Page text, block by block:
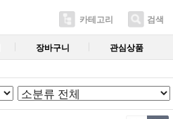
카테고리 검색
장바구니 관심상품